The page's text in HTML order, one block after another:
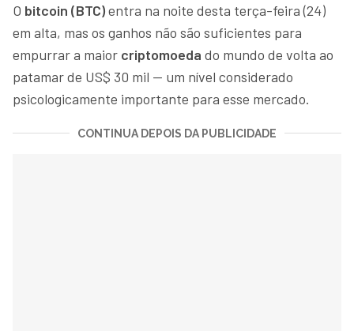
O bitcoin (BTC)entra na noite desta terça-feira (24)
em alta, mas os ganhos não são suficientes para
empurrar a maior criptomoeda do mundo de volta ao
patamar de US$ 30 mil — um nível considerado
psicologicamente importante para esse mercado.
CONTINUA DEPOIS DA PUBLICIDADE